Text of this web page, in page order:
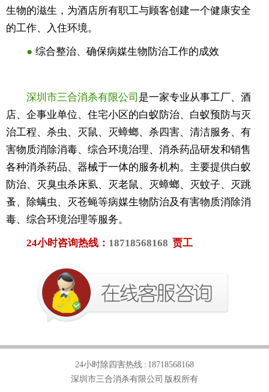
生物的滋生，为酒店所有职工与顾客创建一个健康安全
的工作、入住环境。
● 综合整治、确保病媒生物防治工作的成效
深圳市三合消杀有限公司 是一家专业从事工厂、酒
店、企事业单位、住宅小区的白蚁防治、白蚁预防与灭
治工程、杀虫、灭鼠、灭蟑螂、杀四害、清洁服务、有
害物质消除消毒、综合环境治理、消杀药品研发和销售
各种消杀药品、器械于一体的服务机构。主要提供白蚁
防治、灭臭虫杀床虱、灭老鼠、灭蟑螂、灭蚊子、灭跳
蚤、除螨虫、灭苍蝇等病媒生物防治及有害物质消除消
毒、综合环境治理等服务。
24小时咨询热线： 18718568168 贾工
24小时除四害热线 : 18718568168
深圳市三合消杀有限公司 版权所有